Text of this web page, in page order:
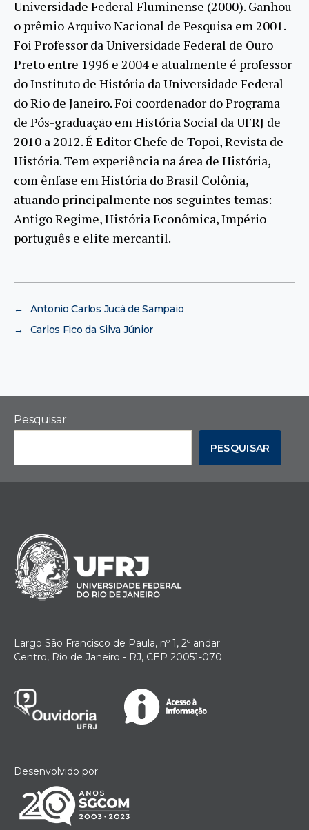
Universidade Federal Fluminense (2000). Ganhou
o prêmio Arquivo Nacional de Pesquisa em 2001.
Foi Professor da Universidade Federal de Ouro
Preto entre 1996 e 2004 e atualmente é professor
do Instituto de História da Universidade Federal
do Rio de Janeiro. Foi coordenador do Programa
de Pós-graduação em História Social da UFRJ de
2010 a 2012. É Editor Chefe de Topoi, Revista de
História. Tem experiência na área de História,
com ênfase em História do Brasil Colônia,
atuando principalmente nos seguintes temas:
Antigo Regime, História Econômica, Império
português e elite mercantil.
←
Antonio Carlos Jucá de Sampaio
→
Carlos Fico da Silva Júnior
Pesquisar
PESQUISAR
Largo São Francisco de Paula, nº 1, 2º andar
Centro, Rio de Janeiro - RJ, CEP 20051-070
Desenvolvido por